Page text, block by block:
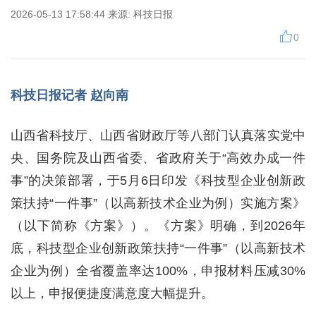
2026-05-13 17:58:44 来源: 科技日报
0
科技日报记者 赵向南
山西省科技厅、山西省财政厅等八部门认真落实党中
央、国务院及山西省委、省政府关于“高效办成一件
事”的决策部署，于5月6日印发《科技型企业创新政
策扶持“一件事”（以高新技术企业为例）实施方案》
（以下简称《方案》）。《方案》明确，到2026年
底，科技型企业创新政策扶持“一件事”（以高新技术
企业为例）全省覆盖率达100%，申报材料压减30%
以上，申报便捷度满意度大幅提升。